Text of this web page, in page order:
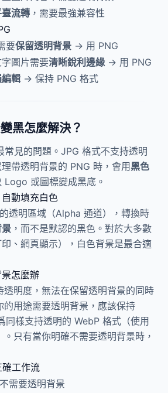
流轉 ，需要最強兼容性
要保留透明背景 → 用 PNG
圖片需要清晰銳利邊緣 → 用 PNG
輯 → 保持 PNG 格式
黑怎麼解決？
見的問題。JPG 格式不支持透明
帶透明背景的 PNG 時，會用 黑色
Logo 或圖標變成黑底。
動填充白色
透明區域（Alpha 通道），轉換時
，而不是默認的黑色。對於大多數
、網頁顯示），白色背景是最合適
怎麼辦
透明度，無法在保留透明背景的同時
的用途需要透明背景，應該保持
同樣支持透明的 WebP 格式（使用
。只有當你明確不需要透明背景時，
工作流
需要透明背景